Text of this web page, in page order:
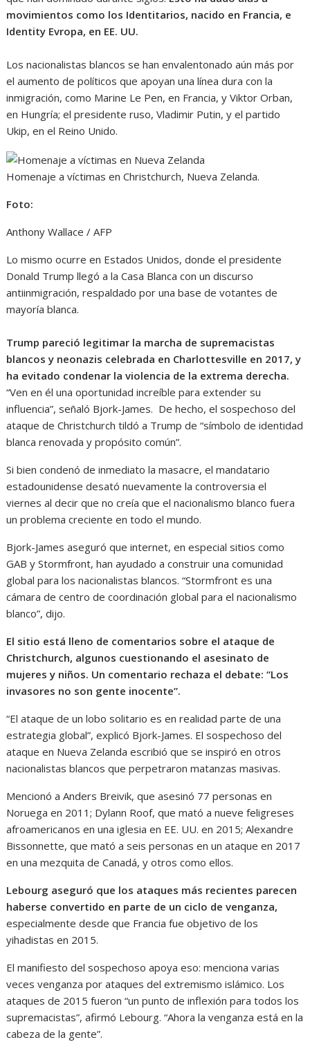
movimientos como los Identitarios, nacido en Francia, e
Identity Evropa, en EE. UU.
Los nacionalistas blancos se han envalentonado aún más por
el aumento de políticos que apoyan una línea dura con la
inmigración, como Marine Le Pen, en Francia, y Viktor Orban,
en Hungría; el presidente ruso, Vladimir Putin, y el partido
Ukip, en el Reino Unido.
Homenaje a víctimas en Christchurch, Nueva Zelanda.
Foto:
Anthony Wallace / AFP
Lo mismo ocurre en Estados Unidos, donde el presidente
Donald Trump llegó a la Casa Blanca con un discurso
antiinmigración, respaldado por una base de votantes de
mayoría blanca.
Trump pareció legitimar la marcha de supremacistas
blancos y neonazis celebrada en Charlottesville en 2017, y
ha evitado condenar la violencia de la extrema derecha.
“Ven en él una oportunidad increíble para extender su
influencia”, señaló Bjork-James. De hecho, el sospechoso del
ataque de Christchurch tildó a Trump de “símbolo de identidad
blanca renovada y propósito común”.
Si bien condenó de inmediato la masacre, el mandatario
estadounidense desató nuevamente la controversia el
viernes al decir que no creía que el nacionalismo blanco fuera
un problema creciente en todo el mundo.
Bjork-James aseguró que internet, en especial sitios como
GAB y Stormfront, han ayudado a construir una comunidad
global para los nacionalistas blancos. “Stormfront es una
cámara de centro de coordinación global para el nacionalismo
blanco”, dijo.
El sitio está lleno de comentarios sobre el ataque de
Christchurch, algunos cuestionando el asesinato de
mujeres y niños. Un comentario rechaza el debate: “Los
invasores no son gente inocente”.
“El ataque de un lobo solitario es en realidad parte de una
estrategia global”, explicó Bjork-James. El sospechoso del
ataque en Nueva Zelanda escribió que se inspiró en otros
nacionalistas blancos que perpetraron matanzas masivas.
Mencionó a Anders Breivik, que asesinó 77 personas en
Noruega en 2011; Dylann Roof, que mató a nueve feligreses
afroamericanos en una iglesia en EE. UU. en 2015; Alexandre
Bissonnette, que mató a seis personas en un ataque en 2017
en una mezquita de Canadá, y otros como ellos.
Lebourg aseguró que los ataques más recientes parecen
haberse convertido en parte de un ciclo de venganza,
especialmente desde que Francia fue objetivo de los
yihadistas en 2015.
El manifiesto del sospechoso apoya eso: menciona varias
veces venganza por ataques del extremismo islámico. Los
ataques de 2015 fueron “un punto de inflexión para todos los
supremacistas”, afirmó Lebourg. “Ahora la venganza está en la
cabeza de la gente”.